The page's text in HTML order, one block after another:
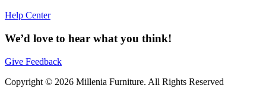
Help Center
We’d love to hear what you think!
Give Feedback
Copyright © 2026 Millenia Furniture. All Rights Reserved